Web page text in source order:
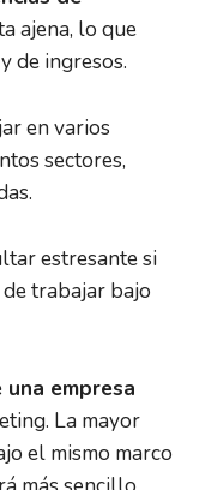
ajena, lo que
de ingresos.
en varios
sectores,
estresante si
trabajar bajo
empresa
La mayor
el mismo marco